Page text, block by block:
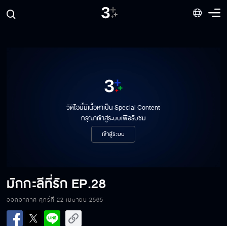
วิดีโอนี้มีเนื้อหาเป็น Special Content
กรุณาเข้าสู่ระบบเพื่อรับชม
เข้าสู่ระบบ
มักกะลีที่รัก EP.28
ออกอากาศ ศุกร์ที่ 22 เมษายน 2565